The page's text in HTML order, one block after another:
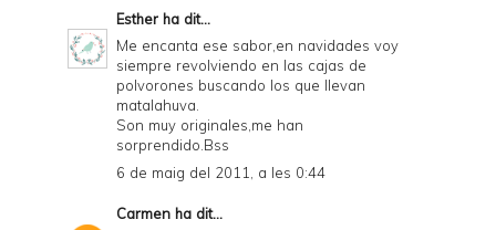
Esther ha dit...
Me encanta ese sabor,en navidades voy
siempre revolviendo en las cajas de
polvorones buscando los que llevan
matalahuva.
Son muy originales,me han
sorprendido.Bss
6 de maig del 2011, a les 0:44
Carmen ha dit...